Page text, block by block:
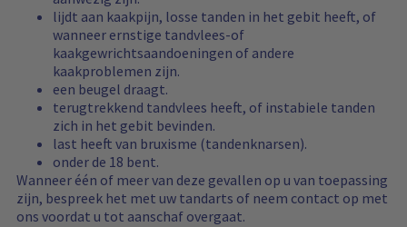
lijdt aan kaakpijn, losse tanden in het gebit heeft, of
wanneer ernstige tandvlees-of
kaakgewrichtsaandoeningen of andere
kaakproblemen zijn.
een beugel draagt.
terugtrekkend tandvlees heeft, of instabiele tanden
zich in het gebit bevinden.
last heeft van bruxisme (tandenknarsen).
onder de 18 bent.
Wanneer één of meer van deze gevallen op u van toepassing
zijn, bespreek het met uw tandarts of neem contact op met
ons voordat u tot aanschaf overgaat.